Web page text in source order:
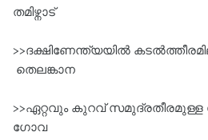
തമിഴ്നാട്‌
>>ദക്ഷിണേന്ത്യയില്‍
തെലങ്കാന
>>ഏറ്റവും കുറവ്‌ സമുദ്രതീരമുള്ള
ഗോവ